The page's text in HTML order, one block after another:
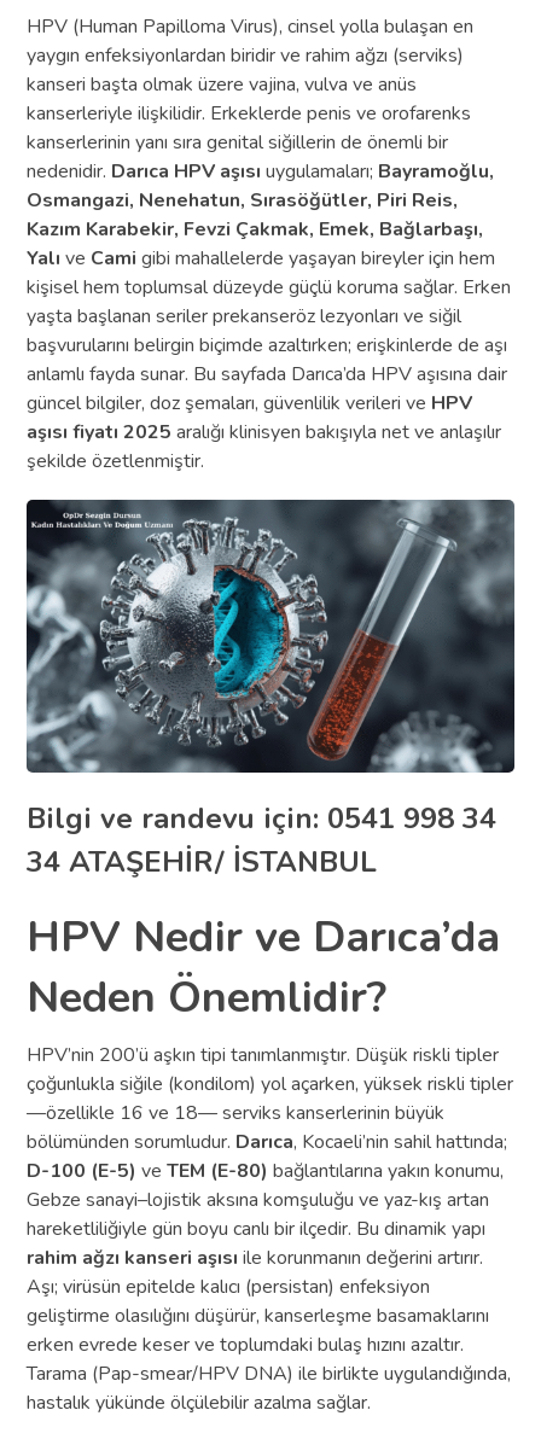
HPV (Human Papilloma Virus), cinsel yolla bulaşan en
yaygın enfeksiyonlardan biridir ve rahim ağzı (serviks)
kanseri başta olmak üzere vajina, vulva ve anüs
kanserleriyle ilişkilidir. Erkeklerde penis ve orofarenks
kanserlerinin yanı sıra genital siğillerin de önemli bir
nedenidir. Darıca HPV aşısı uygulamaları; Bayramoğlu,
Osmangazi, Nenehatun, Sırasöğütler, Piri Reis,
Kazım Karabekir, Fevzi Çakmak, Emek, Bağlarbaşı,
Yalı ve Cami gibi mahallelerde yaşayan bireyler için hem
kişisel hem toplumsal düzeyde güçlü koruma sağlar. Erken
yaşta başlanan seriler prekanseröz lezyonları ve siğil
başvurularını belirgin biçimde azaltırken; erişkinlerde de aşı
anlamlı fayda sunar. Bu sayfada Darıca’da HPV aşısına dair
güncel bilgiler, doz şemaları, güvenlilik verileri ve HPV
aşısı fiyatı 2025 aralığı klinisyen bakışıyla net ve anlaşılır
şekilde özetlenmiştir.
Bilgi ve randevu için: 0541 998 34
34 ATAŞEHİR/ İSTANBUL
HPV Nedir ve Darıca’da
Neden Önemlidir?
HPV’nin 200’ü aşkın tipi tanımlanmıştır. Düşük riskli tipler
çoğunlukla siğile (kondilom) yol açarken, yüksek riskli tipler
—özellikle 16 ve 18— serviks kanserlerinin büyük
bölümünden sorumludur. Darıca, Kocaeli’nin sahil hattında;
D-100 (E-5) veTEM (E-80) bağlantılarına yakın konumu,
Gebze sanayi–lojistik aksına komşuluğu ve yaz-kış artan
hareketliliğiyle gün boyu canlı bir ilçedir. Bu dinamik yapı
rahim ağzı kanseri aşısı ile korunmanın değerini artırır.
Aşı; virüsün epitelde kalıcı (persistan) enfeksiyon
geliştirme olasılığını düşürür, kanserleşme basamaklarını
erken evrede keser ve toplumdaki bulaş hızını azaltır.
Tarama (Pap-smear/HPV DNA) ile birlikte uygulandığında,
hastalık yükünde ölçülebilir azalma sağlar.